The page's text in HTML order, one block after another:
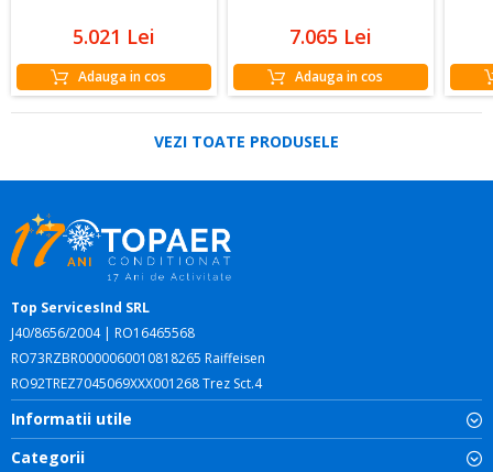
5.021 Lei
Adauga in cos
7.065 Lei
Adauga in cos
VEZI TOATE PRODUSELE
Top ServicesInd SRL
J40/8656/2004 | RO16465568
RO73RZBR0000060010818265 Raiffeisen
RO92TREZ7045069XXX001268 Trez Sct.4
Informatii utile
Categorii